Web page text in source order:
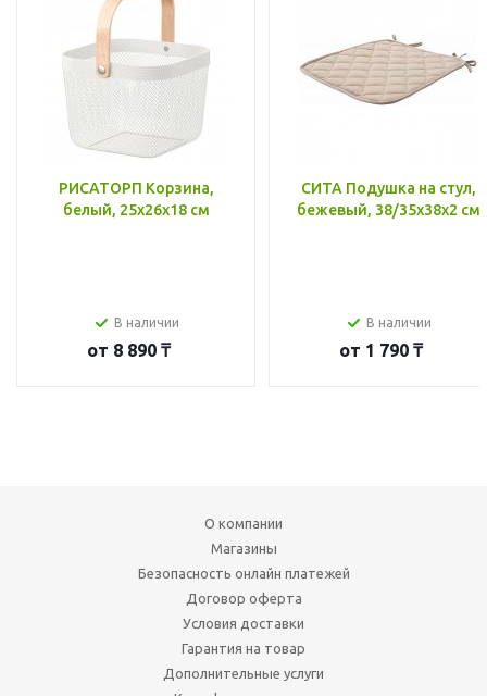
РИСАТОРП Корзина,
белый, 25x26x18 см
В наличии
от 8 890 ₸
СИТА Подушка на стул,
бежевый, 38/35x38x2 см
В наличии
от 1 790 ₸
О компании
Магазины
Безопасность онлайн платежей
Договор оферта
Условия доставки
Гарантия на товар
Дополнительные услуги